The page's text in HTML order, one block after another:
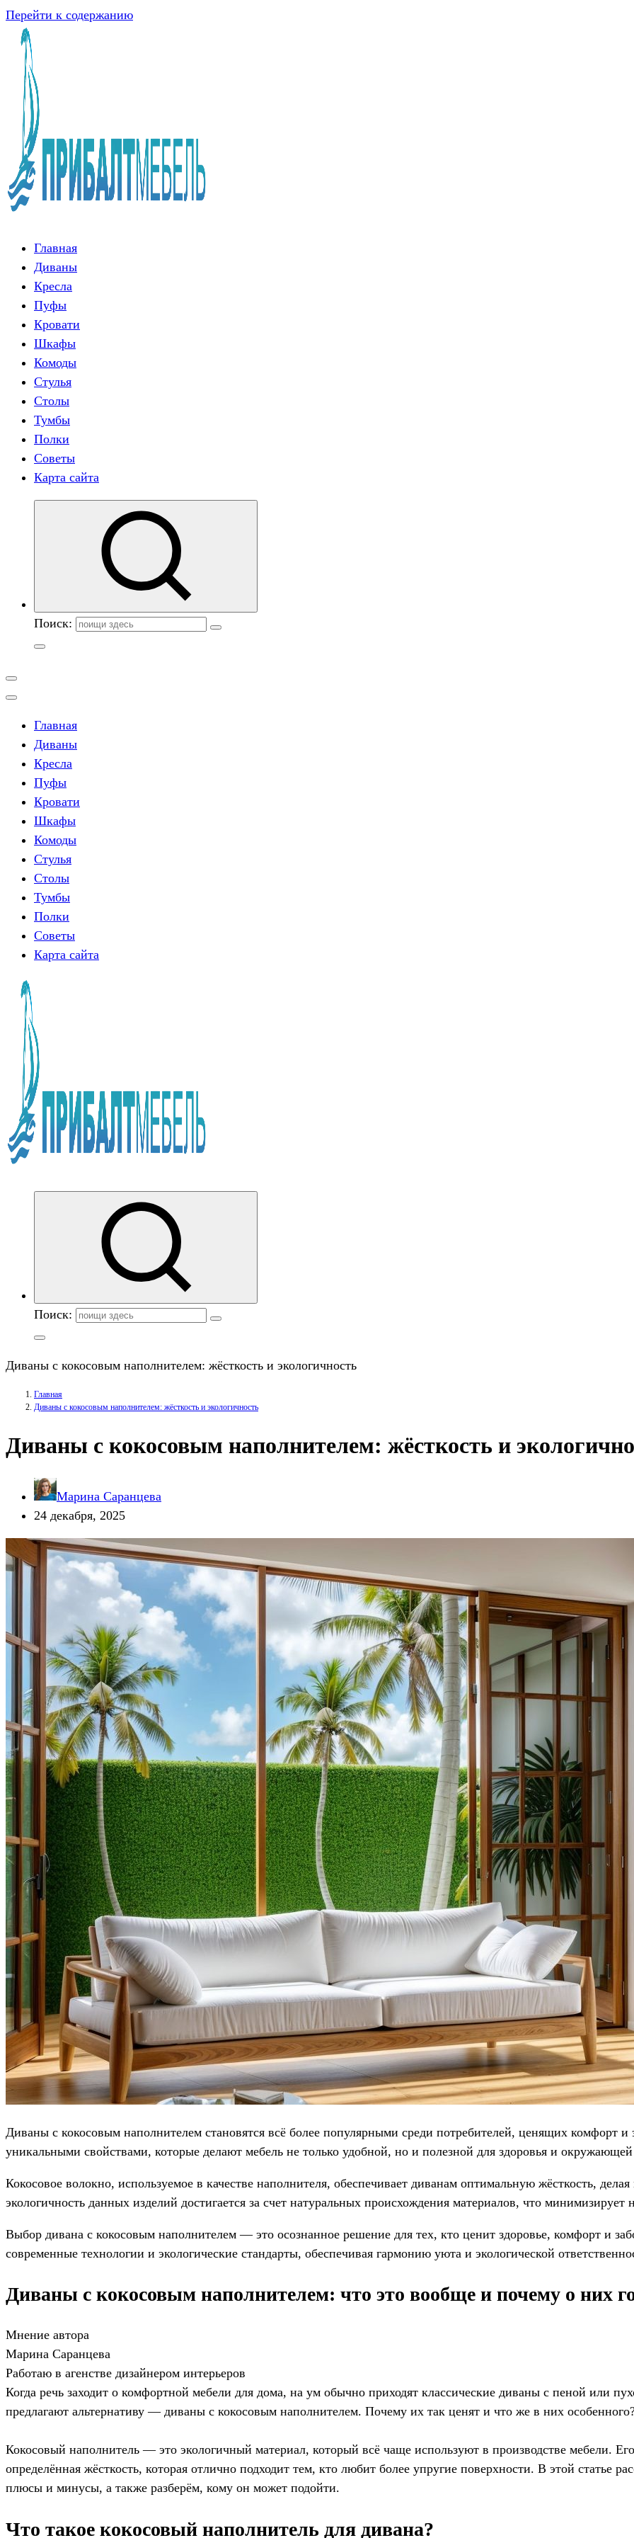
Перейти к содержанию
Главная
Диваны
Кресла
Пуфы
Кровати
Шкафы
Комоды
Стулья
Столы
Тумбы
Полки
Советы
Карта сайта
Поиск:
Главная
Диваны
Кресла
Пуфы
Кровати
Шкафы
Комоды
Стулья
Столы
Тумбы
Полки
Советы
Карта сайта
Поиск:
Диваны с кокосовым наполнителем: жёсткость и экологичность
Главная
Диваны с кокосовым наполнителем: жёсткость и экологичность
Диваны с кокосовым наполнителем: жёсткость и
Марина Саранцева
24 декабря, 2025
Диваны с кокосовым наполнителем становятся всё более популярными среди потребителей, ценящих комфорт и
уникальными свойствами, которые делают мебель не только удобной, но и полезной для здоровья и
Кокосовое волокно, используемое в качестве наполнителя, обеспечивает диванам оптимальную жёсткость,
экологичность данных изделий достигается за счет натуральных происхождения материалов, что
Выбор дивана с кокосовым наполнителем — это осознанное решение для тех, кто ценит здоровье, комфорт и
современные технологии и экологические стандарты, обеспечивая гармонию уюта и экологической
Диваны с кокосовым наполнителем: что это вообще и почему о них
Мнение автора
Марина Саранцева
Работаю в агенстве дизайнером интерьеров
Когда речь заходит о комфортной мебели для дома, на ум обычно приходят классические диваны с пеной или
предлагают альтернативу — диваны с кокосовым наполнителем. Почему их так ценят и что же в них
Кокосовый наполнитель — это экологичный материал, который всё чаще используют в производстве мебели.
определённая жёсткость, которая отлично подходит тем, кто любит более упругие поверхности. В этой статье
плюсы и минусы, а также разберём, кому он может подойти.
Что такое кокосовый наполнитель для дивана?